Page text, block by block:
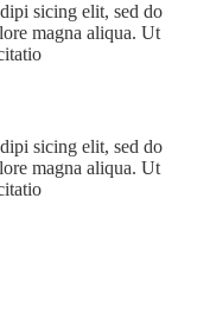
sicing elit, sed do
magna aliqua. Ut
sicing elit, sed do
magna aliqua. Ut